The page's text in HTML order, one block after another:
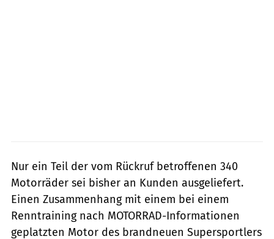
Nur ein Teil der vom Rückruf betroffenen 340
Motorräder sei bisher an Kunden ausgeliefert.
Einen Zusammenhang mit einem bei einem
Renntraining nach MOTORRAD-Informationen
geplatzten Motor des brandneuen Supersportlers